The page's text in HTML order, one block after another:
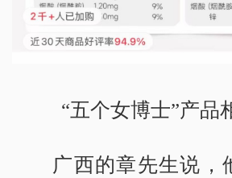
“五个女博士”产品
广西的章先生说，